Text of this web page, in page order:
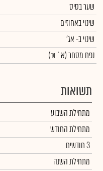
שער בסיס
שינוי באחוזים
שינויב- אג'
נפח מסחר(א` ₪)
תשואות
מתחילת השבוע
מתחילת החודש
3 חודשים
מתחילת השנה